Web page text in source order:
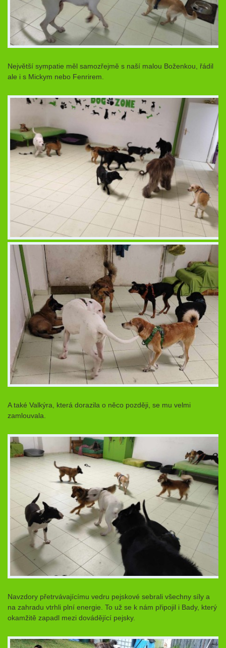
Největší sympatie měl samozřejmě s naší malou Boženkou, řádil
ale i s Mickym nebo Fenrirem.
A také Valkýra, která dorazila o něco později, se mu velmi
zamlouvala.
Navzdory přetrvávajícímu vedru pejskové sebrali všechny síly a
na zahradu vtrhli plní energie. To už se k nám připojil i Bady, který
okamžitě zapadl mezi dovádějící pejsky.